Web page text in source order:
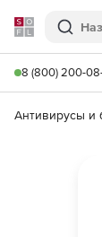
Softline
Поиск
8 (800) 200-